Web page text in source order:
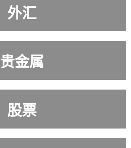
外汇
外汇
贵金属
贵金属
股票
股票